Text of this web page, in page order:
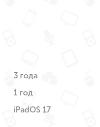
3 года
1 год
iPadOS 17